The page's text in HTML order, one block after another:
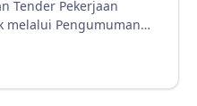
Tender Pekerjaan
melalui Pengumuman…